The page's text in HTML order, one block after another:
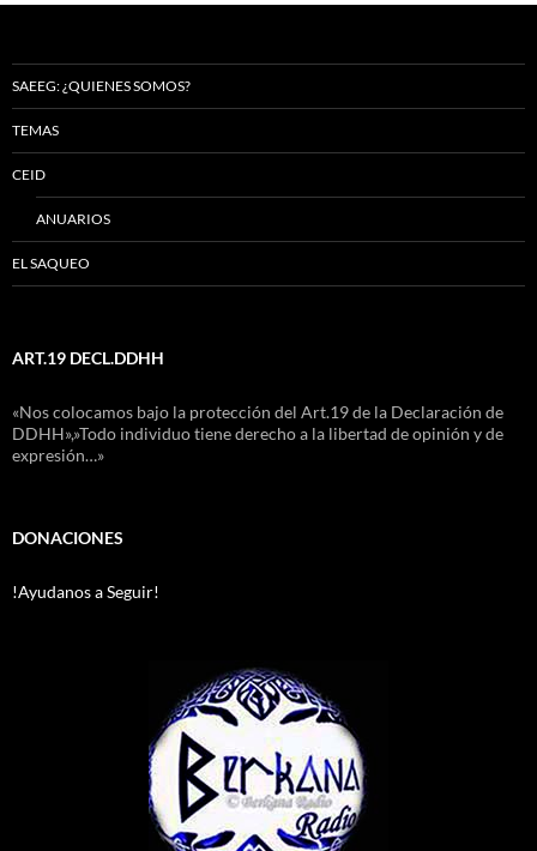
SAEEG: ¿QUIENES SOMOS?
TEMAS
CEID
ANUARIOS
EL SAQUEO
ART.19 DECL.DDHH
«Nos colocamos bajo la protección del Art.19 de la Declaración de
DDHH»,»Todo individuo tiene derecho a la libertad de opinión y de
expresión…»
DONACIONES
!Ayudanos a Seguir!